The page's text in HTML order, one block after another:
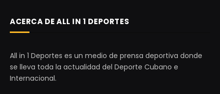
ACERCA DE ALL IN 1 DEPORTES
All in 1 Deportes es un medio de prensa deportiva donde
se lleva toda la actualidad del Deporte Cubano e
Internacional.